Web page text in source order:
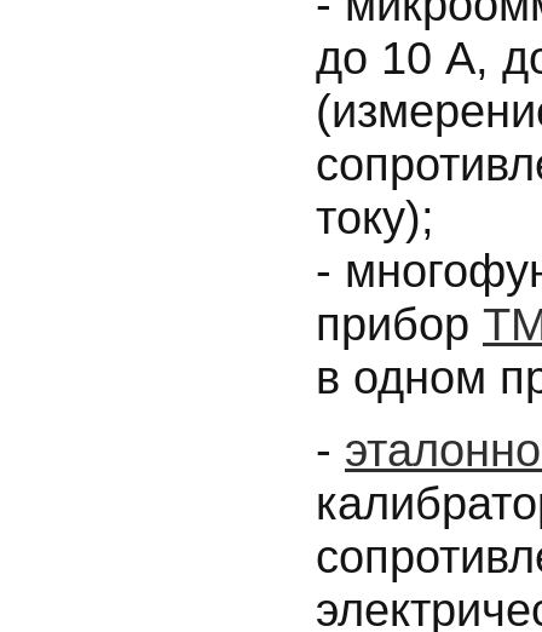
до 10 А,
току);
-
прибор
в одном
-